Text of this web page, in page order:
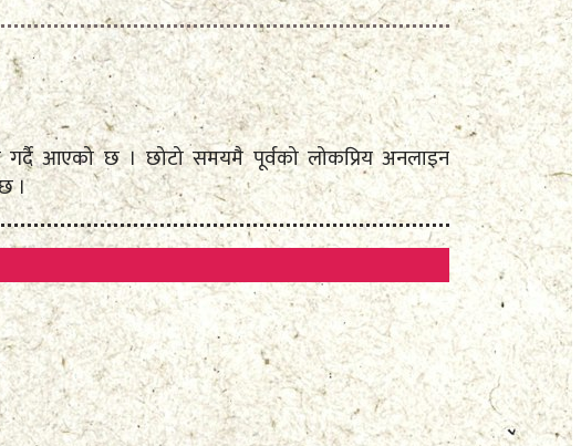
गर्दै आएको छ । छोटो समयमै पूर्वको लोकप्रिय अनलाइन
।